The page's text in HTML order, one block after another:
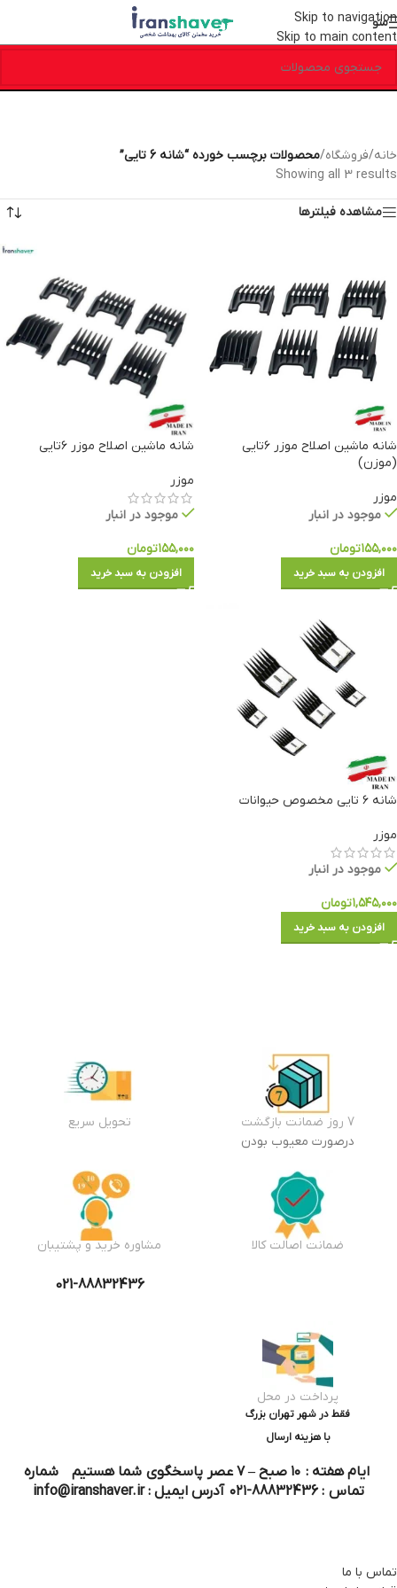
Skip to navigation
Skip to main content
منو
خانه/فروشگاه/محصولات برچسب خورده “شانه 6 تایی”
Showing all 3 results
مشاهده فیلترها
شانه ماشین اصلاح موزر ۶تایی
(موزن)
موزر
موجود در انبار
۱۵۵,۰۰۰تومان
افزودن به سبد خرید
شانه ماشین اصلاح موزر ۶تایی
موزر
موجود در انبار
۱۵۵,۰۰۰تومان
افزودن به سبد خرید
شانه ۶ تایی مخصوص حیوانات
موزر
موجود در انبار
۱,۵۴۵,۰۰۰تومان
افزودن به سبد خرید
7 روز ضمانت بازگشت
درصورت معیوب بودن
تحویل سریع
ضمانت اصالت کالا مشاوره خرید و پشتیبان
021-88832436
پرداخت در محل
فقط در شهر تهران بزرگ
با هزینه ارسال
ایام هفته : ۱۰ صبح – ۷ عصر پاسخگوی شما هستیم شماره
تماس : 88832436-۰۲۱ آدرس ایمیل : info@iranshaver.ir
تماس با ما